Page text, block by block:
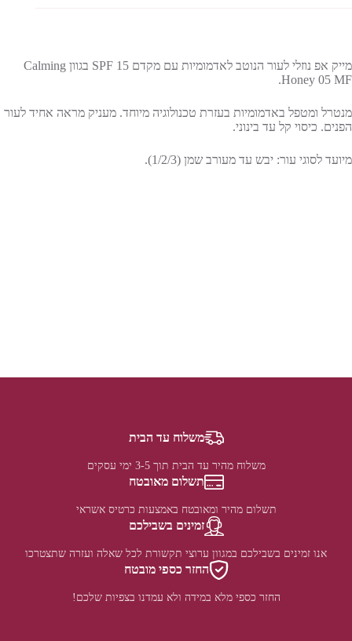
מייק אפ נוזלי לעור הנוטב לאדמומיות עם מקדם SPF 15 בגוון Calming
Honey 05 MF.
מנטרל ומטפל באדמומיות בעזרת טכנולוגיה מיוחד. מעניק מראה אחיד לעור
הפנים. כיסוי קל עד בינוני.
מיועד לסוגי עור: יבש עד מעורב שמן (1/2/3).
משלוח עד הבית
משלוח מהיר עד הבית תוך 3-5 ימי עסקים
תשלום מאובטח
תשלום מהיר ומאובטח באמצעות כרטיס אשראי
זמינים בשבילכם
אנו זמינים בשבילכם במגוון ערוצי תקשורת לכל שאלה ועזרה שתצטרכו
החזר כספי מובטח
החזר כספי מלא במידה ולא עמדנו בצפיות שלכם!